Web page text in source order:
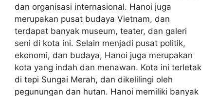
dan organisasi internasional. Hanoi juga
merupakan pusat budaya Vietnam, dan
terdapat banyak museum, teater, dan galeri
seni di kota ini. Selain menjadi pusat politik,
ekonomi, dan budaya, Hanoi juga merupakan
kota yang indah dan menawan. Kota ini terletak
di tepi Sungai Merah, dan dikelilingi oleh
pegunungan dan hutan. Hanoi memiliki banyak